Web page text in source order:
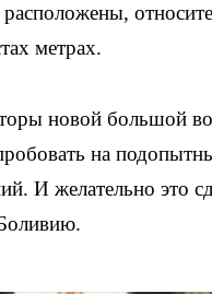
метрах.
новой большой
на
И желательно это